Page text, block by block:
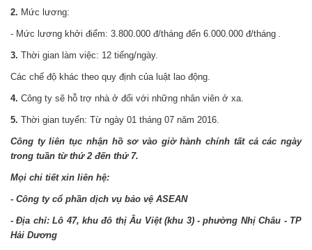
2. Mức lương:
- Mức lương khởi điểm: 3.800.000 đ/tháng đến 6.000.000 đ/tháng .
3. Thời gian làm việc: 12 tiếng/ngày.
Các chế độ khác theo quy định của luật lao động.
4. Công ty sẽ hỗ trợ nhà ở đối với những nhân viên ở xa.
5. Thời gian tuyển: Từ ngày 01 tháng 07 năm 2016.
Công ty liên tục nhận hồ sơ vào giờ hành chính tất cả các ngày
trong tuần từ thứ 2 đến thứ 7.
Mọi chi tiết xin liên hệ:
- Công ty cổ phần dịch vụ bảo vệ ASEAN
- Địa chỉ:Lô 47, khu đô thị Âu Việt (khu 3) - phường Nhị Châu - TP
Hải Dương